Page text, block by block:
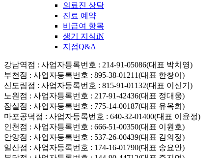
의료진 상담
진료 예약
비급여 항목
생기 지식iN
지점Q&A
강남역점 : 사업자등록번호 : 214-91-05086(대표 박치영)
부천점 : 사업자등록번호 : 895-38-01211(대표 한창이)
신도림점 : 사업자등록번호 : 815-91-01132(대표 이신기)
노원점 : 사업자등록번호 : 217-91-42436(대표 정대웅)
잠실점 : 사업자등록번호 : 775-14-00187(대표 유옥희)
마포공덕점 : 사업자등록번호 : 640-32-01400(대표 이윤정)
인천점 : 사업자등록번호 : 666-51-00350(대표 이원호)
안양점 : 사업자등록번호 : 537-26-00439(대표 김의정)
일산점 : 사업자등록번호 : 174-16-01790(대표 송요안)